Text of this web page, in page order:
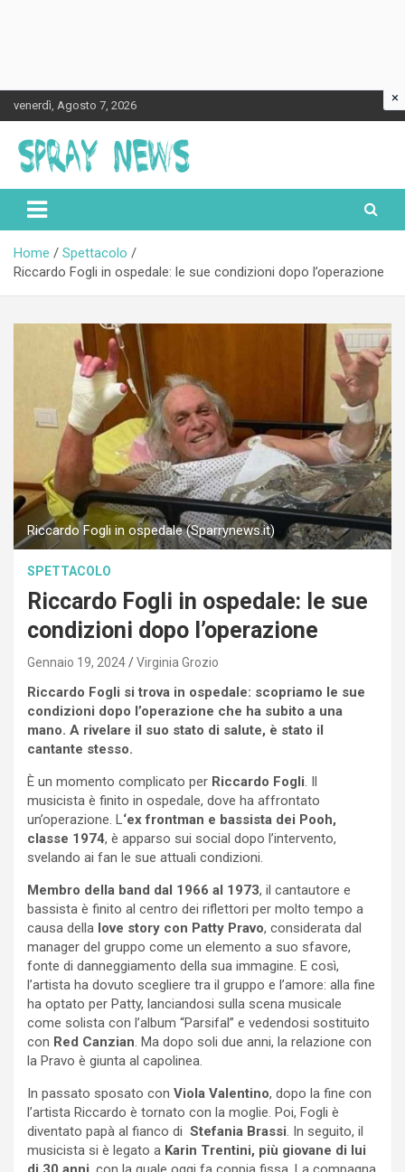
to
content
venerdì, Agosto 7, 2026
Spraynews.it
Home
Spettacolo
Riccardo Fogli in ospedale: le sue condizioni dopo l’operazione
Riccardo Fogli in ospedale (Sparrynews.it)
SPETTACOLO
Riccardo Fogli in ospedale: le sue
condizioni dopo l’operazione
Gennaio 19, 2024 Virginia Grozio
Riccardo Fogli si trova in ospedale: scopriamo le sue
condizioni dopo l’operazione che ha subito a una
mano. A rivelare il suo stato di salute, è stato il
cantante stesso.
È un momento complicato per Riccardo Fogli. Il
musicista è finito in ospedale, dove ha affrontato
un’operazione. L‘ex frontman e bassista dei Pooh,
classe 1974, è apparso sui social dopo l’intervento,
svelando ai fan le sue attuali condizioni.
Membro della band dal 1966 al 1973, il cantautore e
bassista è finito al centro dei riflettori per molto tempo a
causa della love story con Patty Pravo, considerata dal
manager del gruppo come un elemento a suo sfavore,
fonte di danneggiamento della sua immagine. E così,
l’artista ha dovuto scegliere tra il gruppo e l’amore: alla fine
ha optato per Patty, lanciandosi sulla scena musicale
come solista con l’album “Parsifal” e vedendosi sostituito
con Red Canzian. Ma dopo soli due anni, la relazione con
la Pravo è giunta al capolinea.
In passato sposato con Viola Valentino, dopo la fine con
l’artista Riccardo è tornato con la moglie. Poi, Fogli è
diventato papà al fianco di Stefania Brassi. In seguito, il
musicista si è legato a Karin Trentini, più giovane di lui
×